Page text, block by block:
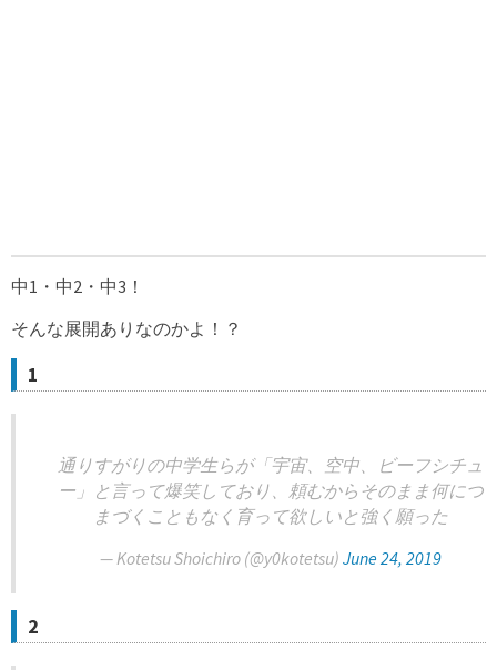
中1・中2・中3！
そんな展開ありなのかよ！？
1
通りすがりの中学生らが「宇宙、空中、ビーフシチュ
ー」と言って爆笑しており、頼むからそのまま何につ
まづくこともなく育って欲しいと強く願った
— Kotetsu Shoichiro (@y0kotetsu) June 24, 2019
2